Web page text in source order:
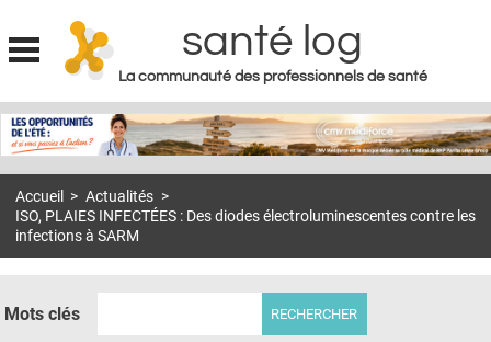
Jump to navigation
santé log
La communauté des professionnels de santé
MON COMPTE
S'ABONNER À LA REVUE SOIN À DOMICILE
Accueil > Actualités >
ISO, PLAIES INFECTÉES : Des diodes électroluminescentes contre les
infections à SARM
Mots clés